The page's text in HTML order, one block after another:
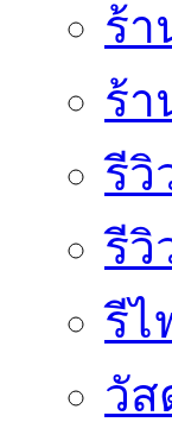
ร้า
ร้
รีวิ
รีวิ
รี
วัส